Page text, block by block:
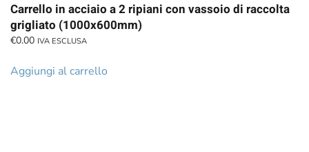
Carrello in acciaio a 2 ripiani con vassoio di raccolta
grigliato (1000x600mm)
€0.00 IVA ESCLUSA
Aggiungi al carrello